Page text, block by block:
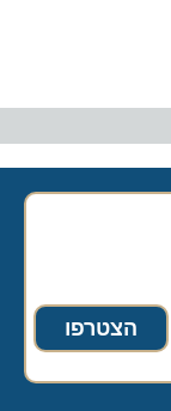
הצטרפו